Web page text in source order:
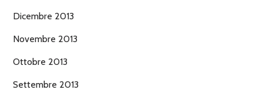
Dicembre 2013
Novembre 2013
Ottobre 2013
Settembre 2013